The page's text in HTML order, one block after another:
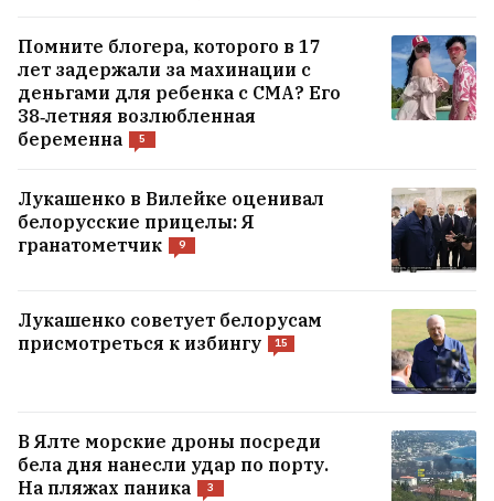
Помните блогера, которого в 17
лет задержали за махинации с
деньгами для ребенка с СМА? Его
38‑летняя возлюбленная
беременна
5
Лукашенко в Вилейке оценивал
белорусские прицелы: Я
гранатометчик
9
Лукашенко советует белорусам
присмотреться к избингу
15
В Ялте морские дроны посреди
бела дня нанесли удар по порту.
На пляжах паника
3